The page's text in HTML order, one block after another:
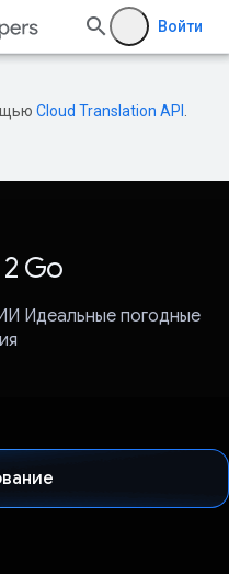
Войти
Cloud Translation API
Go
Идеальные погодные